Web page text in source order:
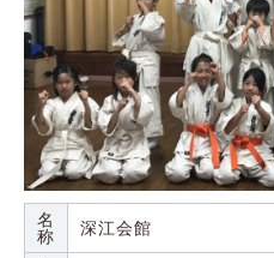
名
称
深江会館